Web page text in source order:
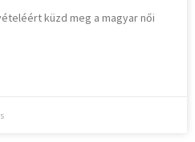
küzd meg a magyar női